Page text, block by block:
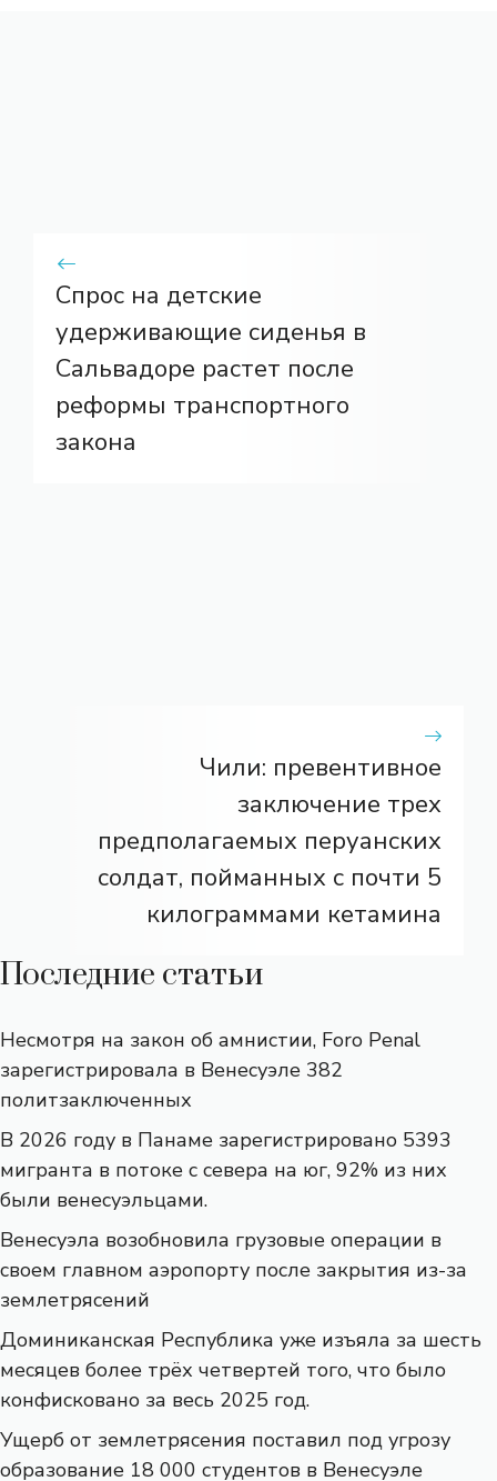
Спрос на детские
удерживающие сиденья в
Сальвадоре растет после
реформы транспортного
закона
Чили: превентивное
заключение трех
предполагаемых перуанских
солдат, пойманных с почти 5
килограммами кетамина
Последние статьи
Несмотря на закон об амнистии, Foro Penal
зарегистрировала в Венесуэле 382
политзаключенных
В 2026 году в Панаме зарегистрировано 5393
мигранта в потоке с севера на юг, 92% из них
были венесуэльцами.
Венесуэла возобновила грузовые операции в
своем главном аэропорту после закрытия из-за
землетрясений
Доминиканская Республика уже изъяла за шесть
месяцев более трёх четвертей того, что было
конфисковано за весь 2025 год.
Ущерб от землетрясения поставил под угрозу
образование 18 000 студентов в Венесуэле